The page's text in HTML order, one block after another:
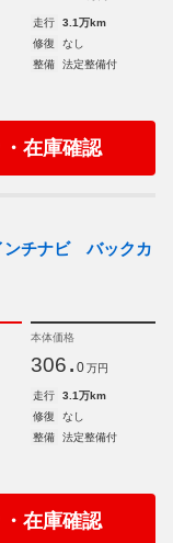
走行
3.1万km
修復
なし
整備
法定整備付
在庫確認
ンチナビ バックカ
本体価格
306. 0 万円
走行
3.1万km
修復
なし
整備
法定整備付
在庫確認